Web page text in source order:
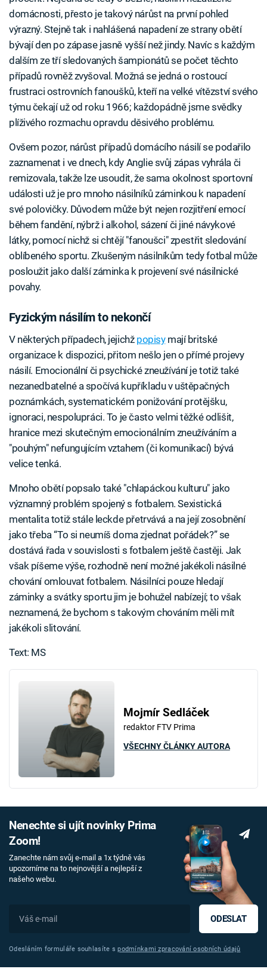
domácnosti, přesto je takový nárůst na první pohled
výrazný. Stejně tak i nahlášená napadení ze strany obětí
bývají den po zápase jasně vyšší než jindy. Navíc s každým
dalším ze tří sledovaných šampionátů se počet těchto
případů rovněž zvyšoval. Možná se jedná o rostoucí
frustraci ostrovních fanoušků, kteří na velké vítězství svého
týmu čekají už od roku 1966; každopádně jsme svědky
plíživého rozmachu opravdu děsivého problému.
Ovšem pozor, nárůst případů domácího násilí se podařilo
zaznamenat i ve dnech, kdy Anglie svůj zápas vyhrála či
remizovala, takže lze usoudit, že sama okolnost sportovní
události už je pro mnoho násilníků záminkou k napadení
své polovičky. Důvodem může být nejen rozjitření emocí
během fandění, nýbrž i alkohol, sázení či jiné návykové
látky, pomocí nichž si chtějí "fanoušci" zpestřit sledování
oblíbeného sportu. Zkušeným násilníkům tedy fotbal může
posloužit jako další záminka k projevení své násilnické
povahy.
Fyzickým násilím to nekončí
V některých případech, jejichž popisymají britské
organizace k dispozici, přitom nešlo jen o přímé projevy
násilí. Emocionální či psychické zneužívání je totiž také
nezanedbatelné a spočívá kupříkladu v uštěpačných
poznámkách, systematickém ponižování protějšku,
ignoraci, nespolupráci. To je často velmi těžké odlišit,
hranice mezi skutečným emocionálním zneužíváním a
"pouhým" nefungujícím vztahem (či komunikací) bývá
velice tenká.
Mnoho obětí popsalo také "chlapáckou kulturu" jako
významný problém spojený s fotbalem. Sexistická
mentalita totiž stále leckde přetrvává a na její zosobnění
jako třeba “To si neumíš doma zjednat pořádek?” se
dostává řada v souvislosti s fotbalem ještě častěji. Jak
však píšeme výše, rozhodně není možné jakékoli násilné
chování omlouvat fotbalem. Násilníci pouze hledají
záminky a svátky sportu jim je bohužel nabízejí; to však
neznamená, že bychom s takovým chováním měli mít
jakékoli slitování.
Text: MS
Mojmír Sedláček
redaktor FTV Prima
VŠECHNY ČLÁNKY AUTORA
Nenechte si ujít novinky Prima
Zoom!
Zanechte nám svůj e-mail a 1x týdně vás
upozorníme na to nejnovější a nejlepší z
našeho webu.
ODESLAT
Odesláním formuláře souhlasíte spodmínkami zpracování osobních údajů